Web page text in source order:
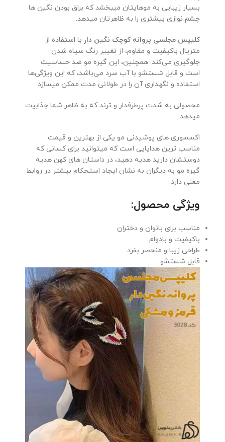
بسیار زیبایی به موهایتان میبخشد که براق بودن نگین ها
چشم نوازی بیشتری را به ظاهرتان میدهد.
کلیپس مجلسی پروانه کوچک نگین دار با استفاده از
متریال باکیفیت و مقاوم، از تغییر رنگ سیاه شدن
جلوگیری می‌کند. همچنین، این گیره مو ضد حساسیت
است و قابل شستشو با آب سرد می‌باشد، که این ویژگی‌ها
استفاده و نگهداری آن را در طولانی مدت ممکن میسازد.
محصولی به شدت پرطرفدار و ترند که به ظاهر شما جذابیت
میدهد.
اکسسوری های پوشیدنی مو یکی از بهترین و قیمت
مناسب ترین هدایایی است که میتوانید برای کسانی که
دوستشان دارید هدیه دهید، در داستان های کهن هدیه
گیره مو به دیگران به نشان ایجاد استحکام بیشتر در روابط
معنی دارد.
ویژگی محصول:
مناسب برای بانوان و دختران
باکیفیت و بادوام
طراحی زیبا و منحصر بفرد
قابل شستشو